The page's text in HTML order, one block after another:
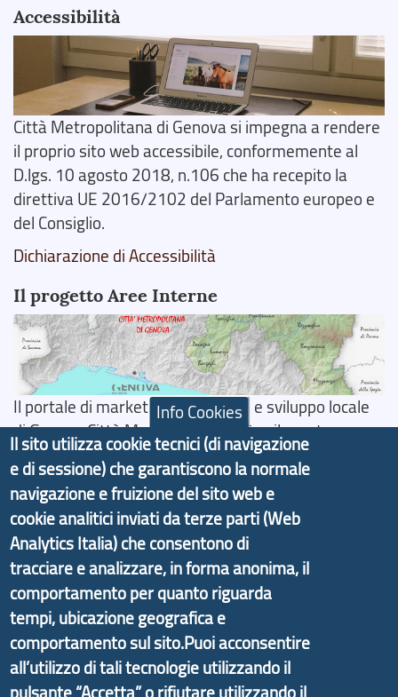
Accessibilità
Città Metropolitana di Genova si impegna a rendere
il proprio sito web accessibile, conformemente al
D.lgs. 10 agosto 2018, n.106 che ha recepito la
direttiva UE 2016/2102 del Parlamento europeo e
del Consiglio.
Dichiarazione di Accessibilità
Il progetto Aree Interne
Il portale di marketing territoriale e sviluppo locale
di Genova Città Metropolitana si è sviluppato a
partire dal progetto nazionale Aree Interne
promosso dal Dipartimento per lo Sviluppo
Economico e finalizzato al rilancio socio-economico
delle valli dell’entroterra. In particolare fornisce
informazioni ed aggiornamenti sulla
d'Area Antola-Tigullio, in collaborazione con Regione
Liguria ed ANCI Liguria.
Info Cookies
Il sito utilizza cookie tecnici (di navigazione
e di sessione) che garantiscono la normale
navigazione e fruizione del sito web e
cookie analitici inviati da terze parti (Web
Analytics Italia) che consentono di
tracciare e analizzare, in forma anonima, il
comportamento per quanto riguarda
tempi, ubicazione geografica e
comportamento sul sito.Puoi acconsentire
all’utilizzo di tali tecnologie utilizzando il
pulsante “Accetta” o rifiutare utilizzando il